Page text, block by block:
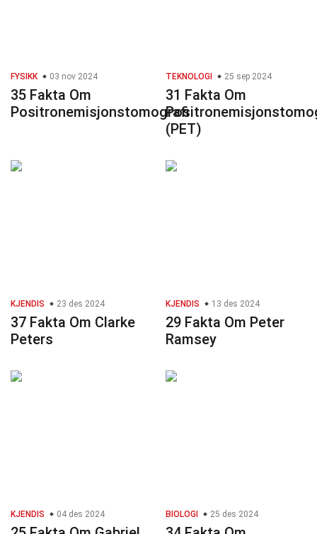
FYSIKK 03 nov 2024
35 Fakta Om
Positronemisjonstomografi
TEKNOLOGI 25 sep 2024
31 Fakta Om
(PET)
KJENDIS 23 des 2024
37 Fakta Om Clarke
Peters
KJENDIS 13 des 2024
29 Fakta Om Peter
Ramsey
KJENDIS 04 des 2024 BIOLOGI 25 des 2024